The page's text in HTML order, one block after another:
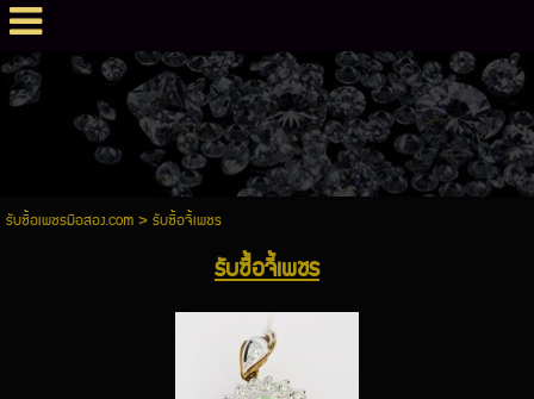
รับซื้อเพชรมือสอง.com> รับซื้อจี้เพชร
รับซื้อจี้เพชร